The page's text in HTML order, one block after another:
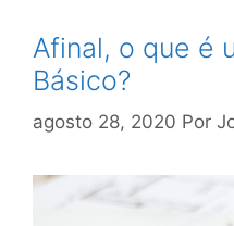
Afinal, o que é
Básico?
agosto 28, 2020 Por